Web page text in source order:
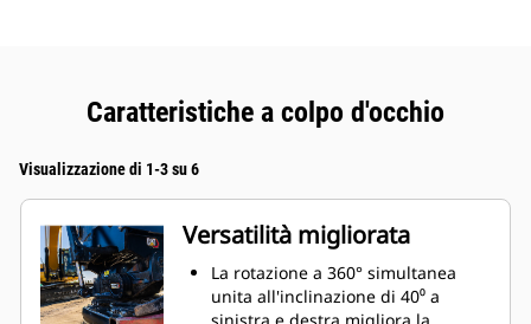
Caratteristiche a colpo d'occhio
Visualizzazione di 1-3 su 6
Versatilità migliorata
La rotazione a 360° simultanea
unita all'inclinazione di 40⁰ a